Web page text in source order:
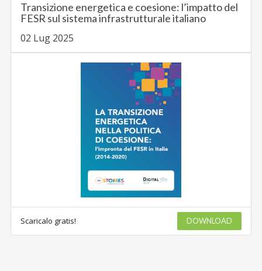
Transizione energetica e coesione: l’impatto del
FESR sul sistema infrastrutturale italiano
02 Lug 2025
Scaricalo gratis! DOWNLOAD